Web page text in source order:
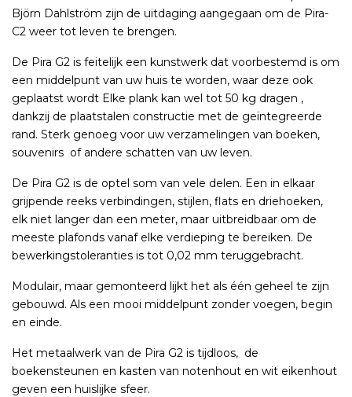
Björn Dahlström zijn de uitdaging aangegaan om de Pira-
C2 weer tot leven te brengen.
De Pira G2 is feitelijk een kunstwerk dat voorbestemd is om
een middelpunt van uw huis te worden, waar deze ook
geplaatst wordt Elke plank kan wel tot 50 kg dragen ,
dankzij de plaatstalen constructie met de geïntegreerde
rand. Sterk genoeg voor uw verzamelingen van boeken,
souvenirs of andere schatten van uw leven.
De Pira G2 is de optel som van vele delen. Een in elkaar
grijpende reeks verbindingen, stijlen, flats en driehoeken,
elk niet langer dan een meter, maar uitbreidbaar om de
meeste plafonds vanaf elke verdieping te bereiken. De
bewerkingstoleranties is tot 0,02 mm teruggebracht.
Modulair, maar gemonteerd lijkt het als één geheel te zijn
gebouwd. Als een mooi middelpunt zonder voegen, begin
en einde.
Het metaalwerk van de Pira G2 is tijdloos, de
boekensteunen en kasten van notenhout en wit eikenhout
geven een huislijke sfeer.